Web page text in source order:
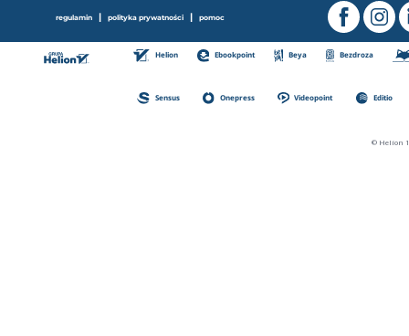
regulamin | polityka prywatności | pomoc
Helion Ebookpoint Beya Bezdroza
Sensus Onepress Videopoint Editio
© Helion